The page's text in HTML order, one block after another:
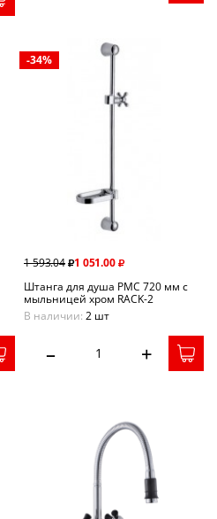
1 593.04 1 051.00
Штанга для душа РМС 720 мм с
мыльницей хром RACK-2
В наличии: 2 шт
-34%
– +